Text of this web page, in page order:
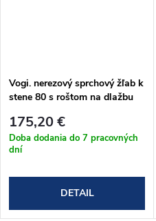
Vogi. nerezový sprchový žľab k
stene 80 s roštom na dlažbu
175,20 €
Doba dodania do 7 pracovných
dní
DETAIL